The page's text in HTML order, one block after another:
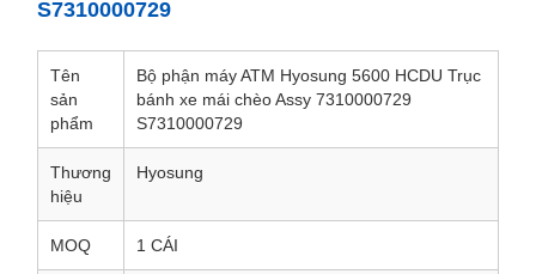
S7310000729
Tên
sản
phẩm
Bộ phận máy ATM Hyosung 5600 HCDU Trục
bánh xe mái chèo Assy 7310000729
S7310000729
Thương
hiệu
Hyosung
MOQ 1 CÁI